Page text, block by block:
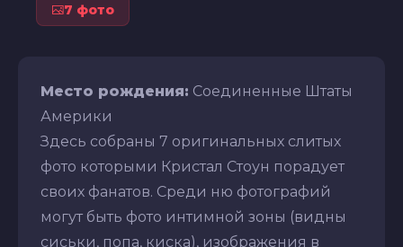
7 фото
Место рождения: Соединенные Штаты
Америки
Здесь собраны 7 оригинальных слитых
фото которыми Кристал Стоун порадует
своих фанатов. Среди ню фотографий
могут быть фото интимной зоны (видны
сиськи, попа, киска), изображения в